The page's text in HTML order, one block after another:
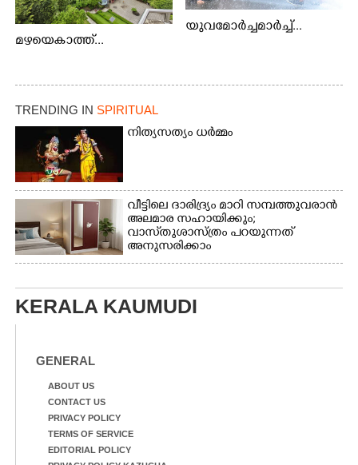
മഴയെകാത്ത്...
യുവമോർച്ചമാർച്ച്...
TRENDING IN SPIRITUAL
നിത്യസത്യം ധർമ്മം
വീട്ടിലെ ദാരിദ്ര്യം മാറി സമ്പത്തുവരാൻ
അലമാര സഹായിക്കും;
വാസ്‌തുശാസ്ത്രം പറയുന്നത്
അനുസരിക്കാം
KERALA KAUMUDI
GENERAL
ABOUT US
CONTACT US
PRIVACY POLICY
TERMS OF SERVICE
EDITORIAL POLICY